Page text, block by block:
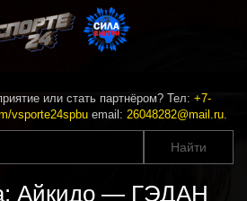
или стать партнёром? Тел: +7-
vsporte24spbu email: 26048282@mail.ru.
Айкидо — ГЭДАН